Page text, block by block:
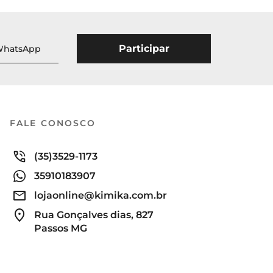
FALE CONOSCO
(35)3529-1173
35910183907
lojaonline@kimika.com.br
Rua Gonçalves dias, 827
Passos MG